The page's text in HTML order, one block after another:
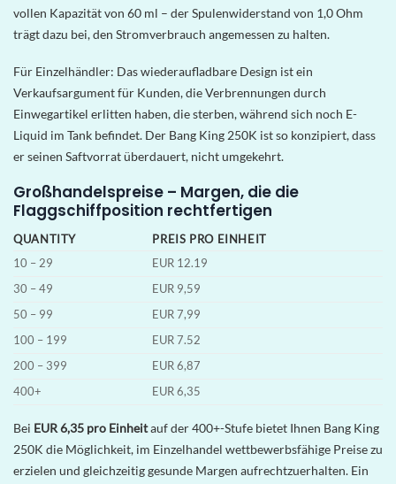
vollen Kapazität von 60 ml – der Spulenwiderstand von 1,0 Ohm
trägt dazu bei, den Stromverbrauch angemessen zu halten.
Für Einzelhändler: Das wiederaufladbare Design ist ein
Verkaufsargument für Kunden, die Verbrennungen durch
Einwegartikel erlitten haben, die sterben, während sich noch E-
Liquid im Tank befindet. Der Bang King 250K ist so konzipiert, dass
er seinen Saftvorrat überdauert, nicht umgekehrt.
Großhandelspreise – Margen, die die
Flaggschiffposition rechtfertigen
QUANTITY
PREIS PRO EINHEIT
10 – 29
EUR 12.19
30 – 49
EUR 9,59
50 – 99
EUR 7,99
100 – 199
EUR 7.52
200 – 399
EUR 6,87
400+
EUR 6,35
Bei EUR 6,35 pro Einheitauf der 400+-Stufe bietet Ihnen Bang King
250K die Möglichkeit, im Einzelhandel wettbewerbsfähige Preise zu
erzielen und gleichzeitig gesunde Margen aufrechtzuerhalten. Ein